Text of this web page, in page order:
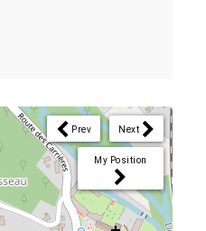
Next
Prev
My Position